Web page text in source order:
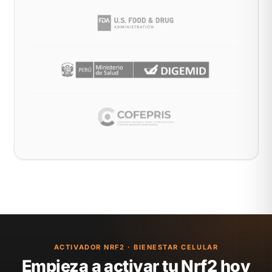
ACTIVADOR NRF2 · BIENESTAR CELULAR
Empieza a activar tu Nrf2 hoy